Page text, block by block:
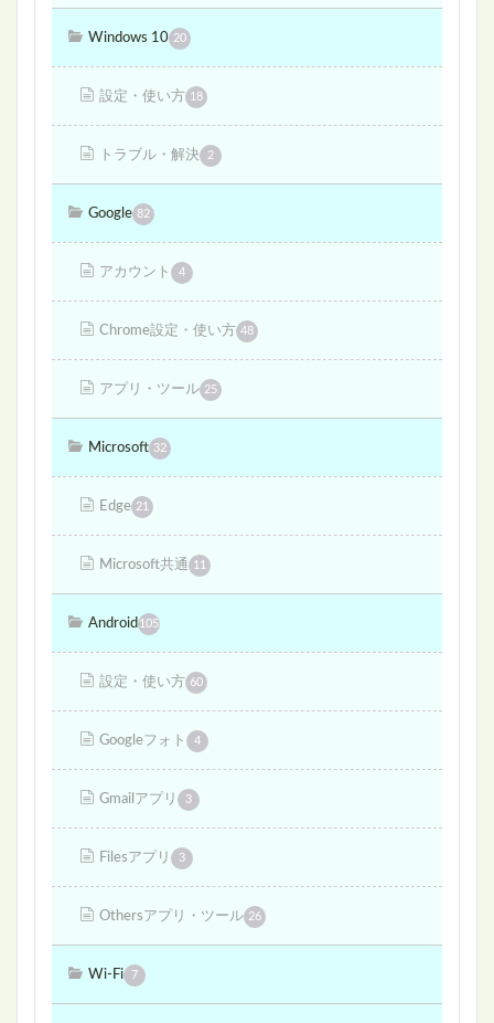
Windows 10 20
設定・使い方 18
トラブル・解決 2
Google 82
アカウント 4
Chrome設定・使い方 48
アプリ・ツール 25
Microsoft 32
Edge 21
Microsoft共通 11
Android 105
設定・使い方 60
Googleフォト 4
Gmailアプリ 3
Filesアプリ 3
Othersアプリ・ツール 26
Wi-Fi 7